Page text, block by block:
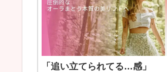
「追い立てられてる…感」